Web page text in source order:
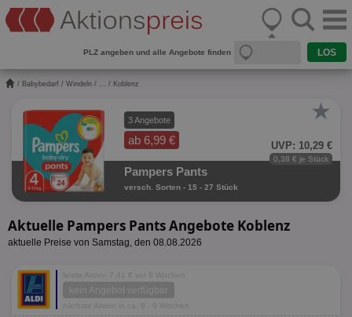
PLZ angeben und alle Angebote finden
/ Babybedarf / Windeln / ... / Koblenz
3 Angebote
ab 6,99 €
★
UVP: 10,29 €
0,38 € je Stück
Pampers Pants
versch. Sorten - 15 - 27 Stück
Aktuelle Pampers Pants Angebote Koblenz
aktuelle Preise von Samstag, den 08.08.2026
letzte Aktion 7,41 € vor 9 Wochen
kein Angebot verfügbar
nächste Aktion in ca. 8 - 9 Wochen